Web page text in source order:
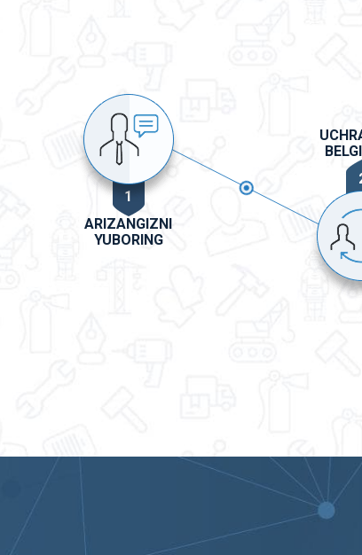
1
ARIZANGIZNI
YUBORING